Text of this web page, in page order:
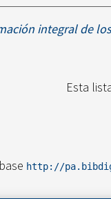
integral de
Esta
http://